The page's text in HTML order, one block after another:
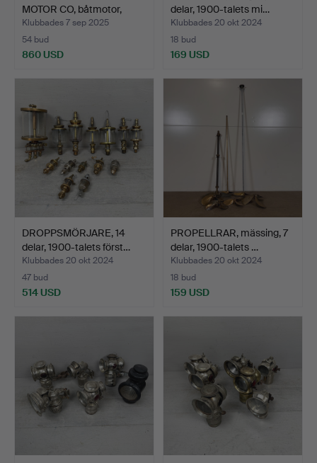
MOTOR CO, båtmotor,
USA…
Klubbades 7 sep 2025
54 bud
860 USD
delar, 1900-talets mi…
Klubbades 20 okt 2024
18 bud
169 USD
DROPPSMÖRJARE, 14
delar, 1900-talets först…
Klubbades 20 okt 2024
47 bud
514 USD
PROPELLRAR, mässing, 7
delar, 1900-talets …
Klubbades 20 okt 2024
18 bud
159 USD